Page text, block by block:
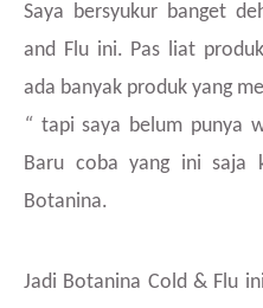
Saya bersyukur banget
and Flu ini. Pas liat
ada banyak produk yang
“ tapi saya belum punya
Baru coba yang ini saja
Botanina.
Jadi Botanina Cold & Flu